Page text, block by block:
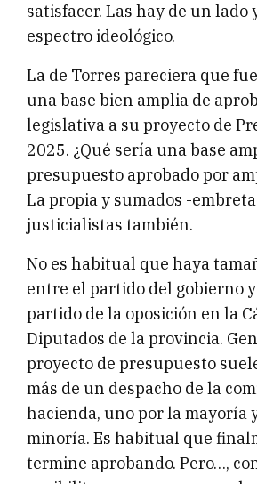
satisfacer. Las hay de un lado
espectro ideológico.
La de Torres pareciera que
una base bien amplia de
legislativa a su proyecto de
2025. ¿Qué sería una base
presupuesto aprobado por
La propia y sumados -
justicialistas también.
No es habitual que haya
entre el partido del gobierno
partido de la oposición en la
Diputados de la provincia.
proyecto de presupuesto
más de un despacho de la
hacienda, uno por la mayoría
minoría. Es habitual que
termine aprobando. Pero…,